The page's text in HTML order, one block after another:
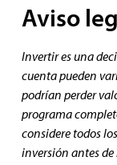
Aviso
Invertir es una
cuenta pueden
podrían perder
programa
considere todos
inversión antes